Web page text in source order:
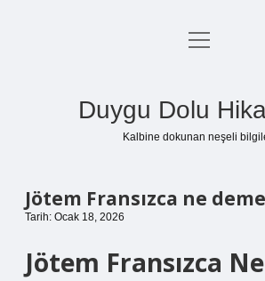
Anasayfa
menüyü
Duygu Dolu
Kalbine dokunan neşeli
Jötem Fransızca ne
Tarih: Ocak 18, 2026
Jötem Fransızca Ne